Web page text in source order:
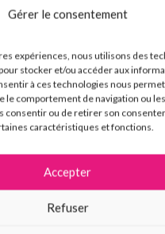
Gérer le consentement
expériences, nous utilisons des
stocker et/ou accéder aux
à ces technologies nous
le comportement de navigation ou
consentir ou de retirer son
caractéristiques et fonctions.
Accepter
Refuser